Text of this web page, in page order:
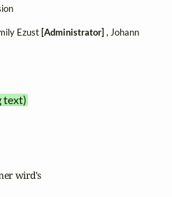
Ezust [Administrator] , Johann
text)
wird's